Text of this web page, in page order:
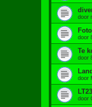
door
door
Te
door
door
door